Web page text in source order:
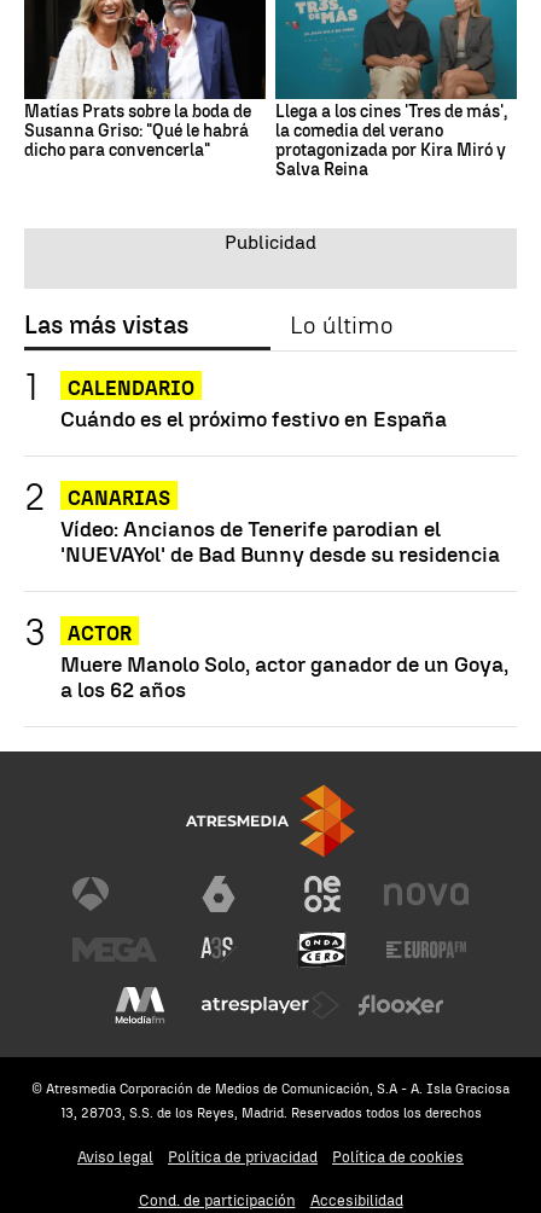
Matías Prats sobre la boda de
Susanna Griso: "Qué le habrá
dicho para convencerla"
Llega a los cines 'Tres de más',
la comedia del verano
protagonizada por Kira Miró y
Salva Reina
Las más vistas Lo último
CALENDARIO
Cuándo es el próximo festivo en España
CANARIAS
Vídeo: Ancianos de Tenerife parodian el
'NUEVAYol' de Bad Bunny desde su residencia
ACTOR
Muere Manolo Solo, actor ganador de un Goya,
a los 62 años
© Atresmedia Corporación de Medios de Comunicación, S.A - A. Isla Graciosa
13, 28703, S.S. de los Reyes, Madrid. Reservados todos los derechos
Aviso legal Política de privacidad Política de cookies
Cond. de participación Accesibilidad